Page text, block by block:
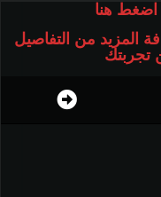
اضغط هنا
المزيد من التفاصيل
تجربتك